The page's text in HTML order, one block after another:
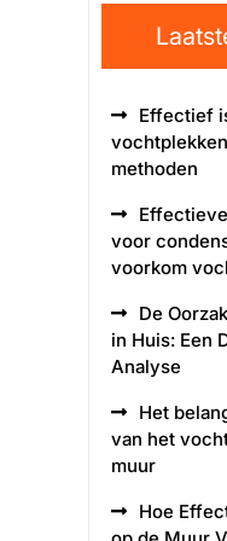
Effectief
methoden
voor
voorkom
De
in Huis: Een
Analyse
Het
van het
muur
Hoe